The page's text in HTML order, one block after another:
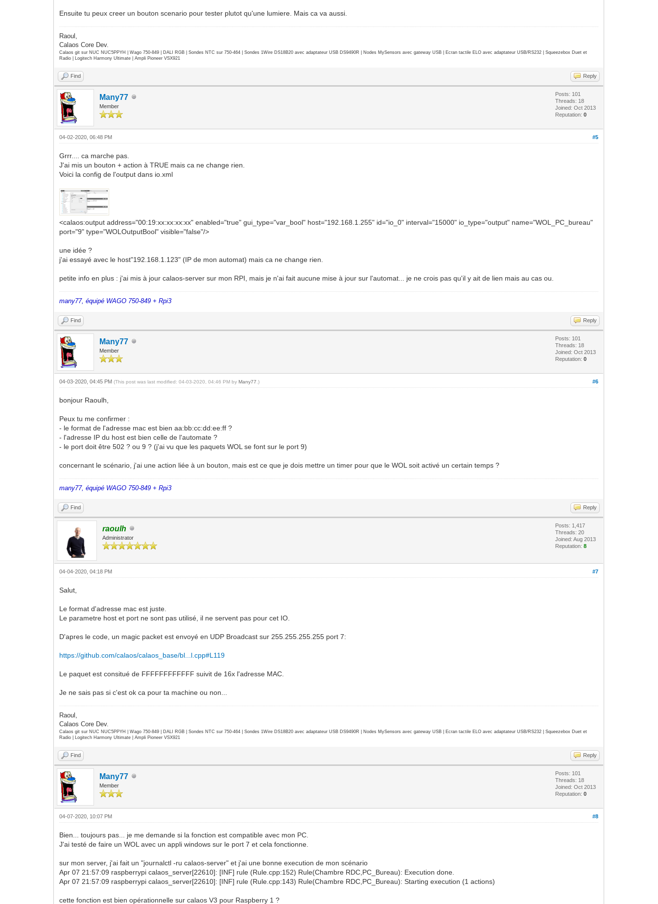
Ensuite tu peux creer un bouton scenario pour tester plutot qu'une lumiere. Mais ca va aussi.
Raoul,
Calaos Core Dev.
Calaos git sur NUC NUC5PPYH | Wago 750-849 | DALI RGB | Sondes NTC sur 750-464 | Sondes 1Wire DS18B20 avec adaptateur USB DS9490R | Nodes MySensors avec gateway USB | Ecran tactile ELO avec adaptateur USB/RS232 | Squeezebox Duet et
Radio | Logitech Harmony Ultimate | Ampli Pioneer VSX921
Find Reply
Many77
Member
Posts: 101
Threads: 18
Joined: Oct 2013
Reputation:0
#5
04-02-2020, 06:48 PM
Grrr.... ca marche pas.
J'ai mis un bouton + action à TRUE mais ca ne change rien.
Voici la config de l'output dans io.xml
<calaos:output address="00:19:xx:xx:xx:xx" enabled="true" gui_type="var_bool" host="192.168.1.255" id="io_0" interval="15000" io_type="output" name="WOL_PC_bureau"
port="9" type="WOLOutputBool" visible="false"/>
une idée ?
j'ai essayé avec le host"192.168.1.123" (IP de mon automat) mais ca ne change rien.
petite info en plus : j'ai mis à jour calaos-server sur mon RPI, mais je n'ai fait aucune mise à jour sur l'automat... je ne crois pas qu'il y ait de lien mais au cas ou.
many77, équipé WAGO 750-849 + Rpi3
Find Reply
Many77
Member
Posts: 101
Threads: 18
Joined: Oct 2013
Reputation:0
#6
04-03-2020, 04:45 PM(This post was last modified: 04-03-2020, 04:46 PM byMany77 .)
bonjour Raoulh,
Peux tu me confirmer :
- le format de l'adresse mac est bien aa:bb:cc:dd:ee:ff ?
- l'adresse IP du host est bien celle de l'automate ?
- le port doit être 502 ? ou 9 ? (j'ai vu que les paquets WOL se font sur le port 9)
concernant le scénario, j'ai une action liée à un bouton, mais est ce que je dois mettre un timer pour que le WOL soit activé un certain temps ?
many77, équipé WAGO 750-849 + Rpi3
Find Reply
raoulh
Administrator
Posts: 1,417
Threads: 20
Joined: Aug 2013
Reputation:8
#7
04-04-2020, 04:18 PM
Salut,
Le format d'adresse mac est juste.
Le parametre host et port ne sont pas utilisé, il ne servent pas pour cet IO.
D'apres le code, un magic packet est envoyé en UDP Broadcast sur 255.255.255.255 port 7:
https://github.com/calaos/calaos_base/bl...l.cpp#L119
Le paquet est consitué de FFFFFFFFFFFF suivit de 16x l'adresse MAC.
Je ne sais pas si c'est ok ca pour ta machine ou non...
Raoul,
Calaos Core Dev.
Calaos git sur NUC NUC5PPYH | Wago 750-849 | DALI RGB | Sondes NTC sur 750-464 | Sondes 1Wire DS18B20 avec adaptateur USB DS9490R | Nodes MySensors avec gateway USB | Ecran tactile ELO avec adaptateur USB/RS232 | Squeezebox Duet et
Radio | Logitech Harmony Ultimate | Ampli Pioneer VSX921
Find Reply
Many77
Member
Posts: 101
Threads: 18
Joined: Oct 2013
Reputation:0
#8
04-07-2020, 10:07 PM
Bien... toujours pas... je me demande si la fonction est compatible avec mon PC.
J'ai testé de faire un WOL avec un appli windows sur le port 7 et cela fonctionne.
sur mon server, j'ai fait un "journalctl -ru calaos-server" et j'ai une bonne execution de mon scénario
Apr 07 21:57:09 raspberrypi calaos_server[22610]: [INF] rule (Rule.cpp:152) Rule(Chambre RDC,PC_Bureau): Execution done.
Apr 07 21:57:09 raspberrypi calaos_server[22610]: [INF] rule (Rule.cpp:143) Rule(Chambre RDC,PC_Bureau): Starting execution (1 actions)
cette fonction est bien opérationnelle sur calaos V3 pour Raspberry 1 ?